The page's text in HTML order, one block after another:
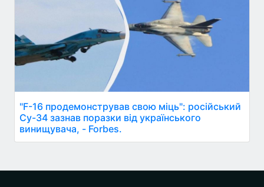
"F-16 продемонстрував свою міць": російський
Су-34 зазнав поразки від українського
винищувача, - Forbes.